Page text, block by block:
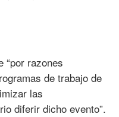
“por razones
de trabajo de
las
diferir dicho evento”.